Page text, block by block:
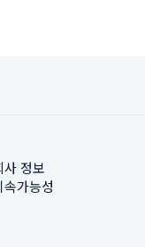
사 정보
속가능성